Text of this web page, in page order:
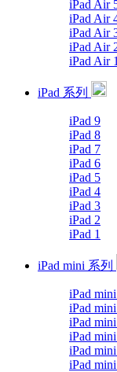
iPad Air
iPad Air
iPad Air
iPad Air
iPad Air 1
iPad 系列
iPad 9
iPad 8
iPad 7
iPad 6
iPad 5
iPad 4
iPad 3
iPad 2
iPad 1
iPad mini 系列
iPad
iPad
iPad
iPad
iPad
iPad mini